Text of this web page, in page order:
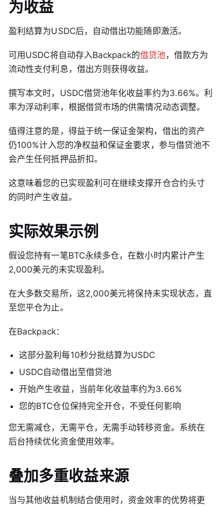
为收益
盈利结算为USDC后，自动借出功能随即激活。
可用USDC将自动存入Backpack的借贷池，借款方为
流动性支付利息，借出方则获得收益。
撰写本文时，USDC借贷池年化收益率约为3.66%。利
率为浮动利率，根据借贷市场的供需情况动态调整。
值得注意的是，得益于统一保证金架构，借出的资产
仍100%计入您的净权益和保证金要求，参与借贷池不
会产生任何抵押品折扣。
这意味着您的已实现盈利可在继续支撑开仓合约头寸
的同时产生收益。
实际效果示例
假设您持有一笔BTC永续多仓，在数小时内累计产生
2,000美元的未实现盈利。
在大多数交易所，这2,000美元将保持未实现状态，直
至您平仓为止。
在Backpack：
这部分盈利每10秒分批结算为USDC
USDC自动借出至借贷池
开始产生收益，当前年化收益率约为3.66%
您的BTC仓位保持完全开仓，不受任何影响
您无需减仓，无需平仓，无需手动转移资金。系统在
后台持续优化资金使用效率。
叠加多重收益来源
当与其他收益机制结合使用时，资金效率的优势将更